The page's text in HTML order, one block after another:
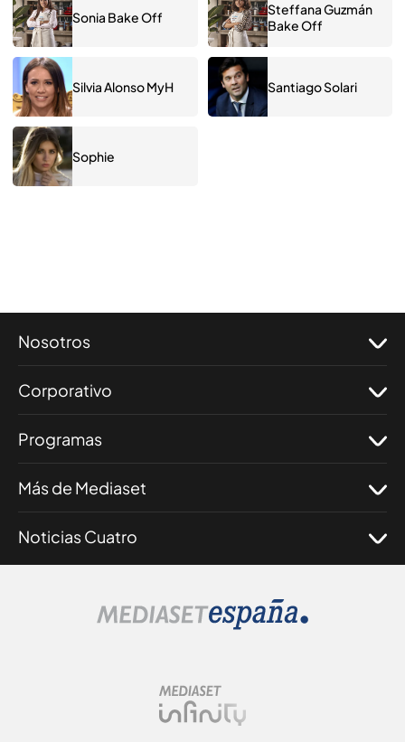
Sonia Bake Off
Steffana Guzmán
Bake Off
Silvia Alonso MyH Santiago Solari
Sophie
Nosotros
Corporativo
Programas
Más de Mediaset
Noticias Cuatro